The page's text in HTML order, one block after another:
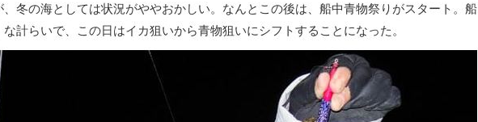
冬の海としては状況がややおかしい。なんとこの後は、船中青物祭りがスタート。船
計らいで、この日はイカ狙いから青物狙いにシフトすることになった。